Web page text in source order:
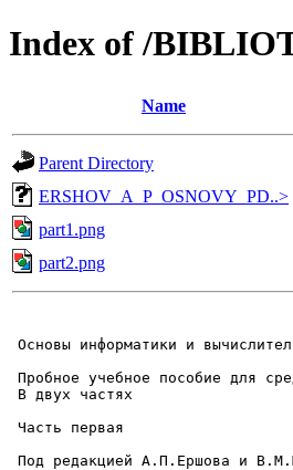
Index of /
Name
Parent Directory
ERSHOV_A_P_OSNOVY_PD..>
part1.png
part2.png
Основы информатики и
Пробное учебное пособие для
В двух частях
Часть первая
Под редакцией А.П.Ершова и